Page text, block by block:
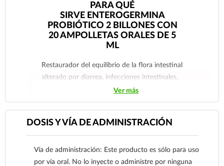
PARA QUÉ
SIRVE ENTEROGERMINA
PROBIÓTICO 2 BILLONES CON
20 AMPOLLETAS ORALES DE 5
ML
Restaurador del equilibrio de la flora intestinal
alterado por diarrea, infecciones intestinales,
intoxicaciones, trastornos de la dieta,
quimioterapia y uso de antibióticos. Contribuye a
defensas naturales del organismo protegiendo
contra ataques de microbios dañinos.
Ver más
DOSIS Y VÍA DE ADMINISTRACIÓN
Vía de administración: Este producto es sólo para uso
por vía oral. No lo inyecte o administre por ninguna